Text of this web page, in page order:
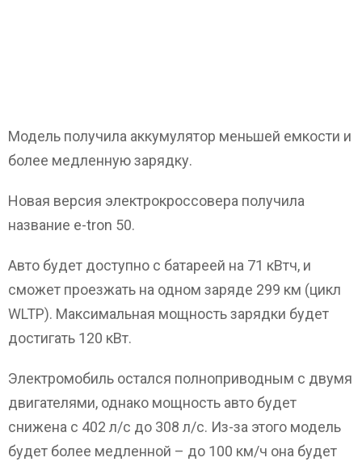
Модель получила аккумулятор меньшей емкости и
более медленную зарядку.
Новая версия электрокроссовера получила
название e-tron 50.
Авто будет доступно с батареей на 71 кВтч, и
сможет проезжать на одном заряде 299 км (цикл
WLTP). Максимальная мощность зарядки будет
достигать 120 кВт.
Электромобиль остался полноприводным с двумя
двигателями, однако мощность авто будет
снижена с 402 л/с до 308 л/с. Из-за этого модель
будет более медленной – до 100 км/ч она будет